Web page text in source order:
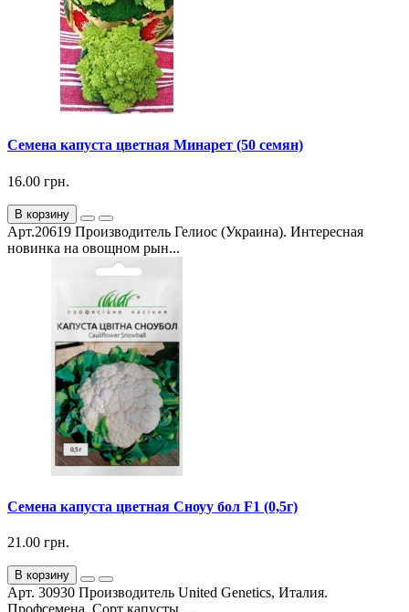
Семена капуста цветная Минарет (50 семян)
16.00 грн.
В корзину
Арт.20619 Производитель Гелиос (Украина). Интересная
новинка на овощном рын...
Семена капуста цветная Сноуу бол F1 (0,5г)
21.00 грн.
В корзину
Арт. 30930 Производитель United Genetics, Италия.
Профсемена. Сорт капусты ...